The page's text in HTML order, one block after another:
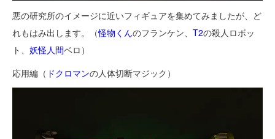
悪の研究所のイメージに近いフィギュアを集めてみましたが、ど
れもはみ出します。（怪物くんのフランケン、 T2の殺人ロボッ
ト、 妖怪人間ベロ）
応用編（ ドクロマンの人体切断マジック）